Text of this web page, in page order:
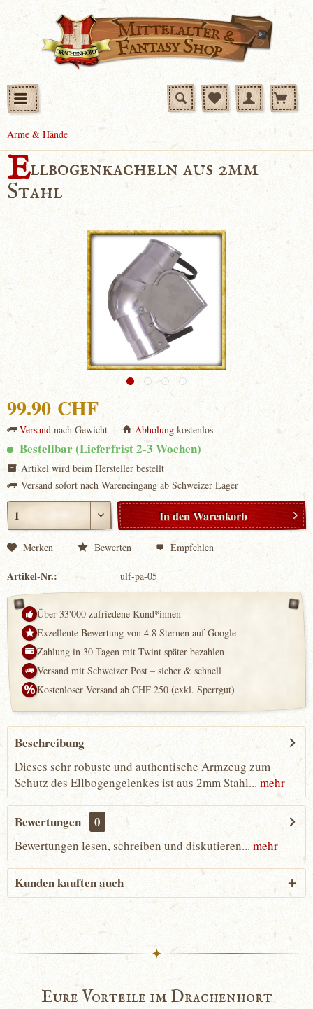
Arme & Hände
Ellbogenkacheln aus 2mm
Stahl
99.90 CHF
Versandnach Gewicht | Abholungkostenlos
Bestellbar (Lieferfrist 2-3 Wochen)
Artikel wird beim Hersteller bestellt
Versand sofort nach Wareneingang ab Schweizer Lager
In denWarenkorb
Merken Bewerten Empfehlen
Artikel-Nr.: ulf-pa-05
Über 33'000 zufriedene Kund*innen
Exzellente Bewertung von 4.8 Sternen auf Google
Zahlung in 30 Tagen mit Twint später bezahlen
Versand mit Schweizer Post – sicher & schnell
Kostenloser Versand ab CHF 250 (exkl. Sperrgut)
Beschreibung
Dieses sehr robuste und authentische Armzeug zum
Schutz des Ellbogengelenkes ist aus 2mm Stahl... mehr
Bewertungen 0
Bewertungen lesen, schreiben und diskutieren... mehr
Kunden kauften auch
✦
Eure Vorteile im Drachenhort